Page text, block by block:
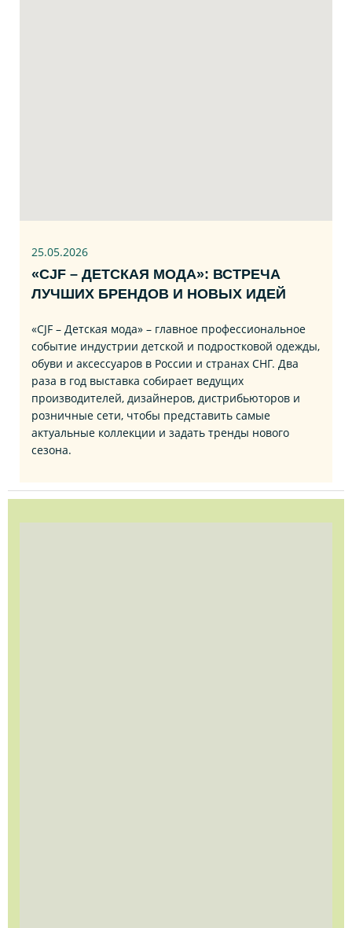
25.05.2026
«CJF – ДЕТСКАЯ МОДА»: ВСТРЕЧА
ЛУЧШИХ БРЕНДОВ И НОВЫХ ИДЕЙ
«CJF – Детская мода» – главное профессиональное
событие индустрии детской и подростковой одежды,
обуви и аксессуаров в России и странах СНГ. Два
раза в год выставка собирает ведущих
производителей, дизайнеров, дистрибьюторов и
розничные сети, чтобы представить самые
актуальные коллекции и задать тренды нового
сезона.